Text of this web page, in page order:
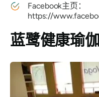
Facebook主页：
https://
蓝鹭健康瑜